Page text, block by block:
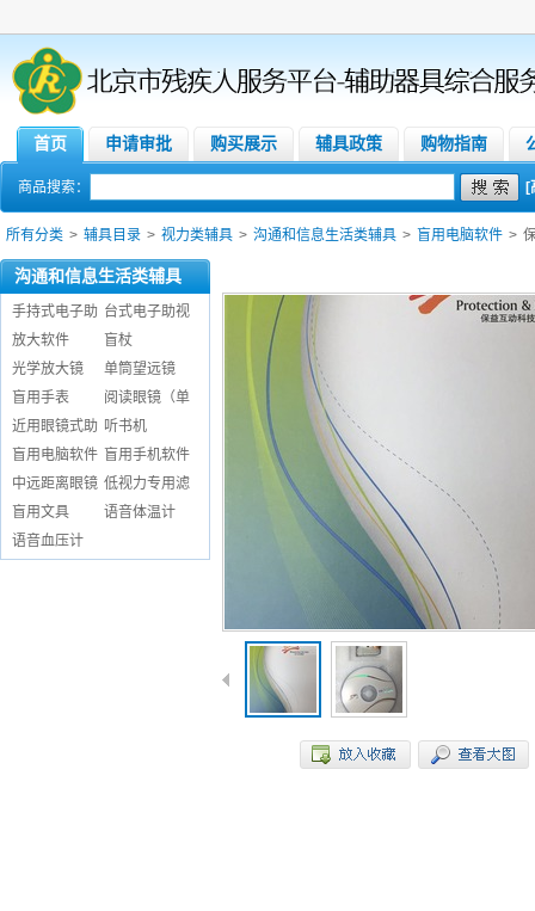
首页 申请审批 购买展示 辅具政策 购物指南
商品搜索： [
所有分类 > 辅具目录 > 视力类辅具 > 沟通和信息生活类辅具 > 盲用电脑软件 >
沟通和信息生活类辅具
手持式电子助 台式电子助视
放大软件
盲杖
光学放大镜
单筒望远镜
盲用手表
阅读眼镜（单
近用眼镜式助 听书机
盲用电脑软件 盲用手机软件
中远距离眼镜 低视力专用滤
盲用文具
语音体温计
语音血压计